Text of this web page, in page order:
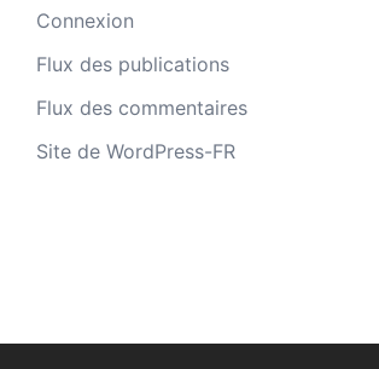
Connexion
Flux des publications
Flux des commentaires
Site de WordPress-FR